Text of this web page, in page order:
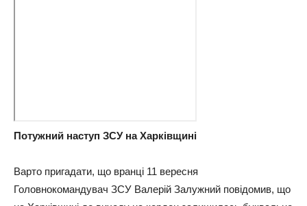
Потужний наступ ЗСУ на Харківщині
Варто пригадати, що вранці 11 вересня
Головнокомандувач ЗСУ Валерій Залужний повідомив, що